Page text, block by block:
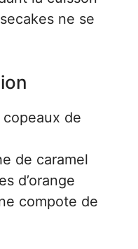
ne se
de
de caramel
d’orange
compote de